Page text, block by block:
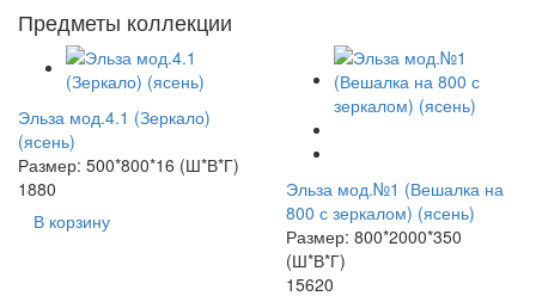
Предметы коллекции
Эльза мод.4.1 (Зеркало)
(ясень)
Размер: 500*800*16 (Ш*В*Г)
1880
В корзину
Эльза мод.№1 (Вешалка на
800 с зеркалом) (ясень)
Размер: 800*2000*350
(Ш*В*Г)
15620